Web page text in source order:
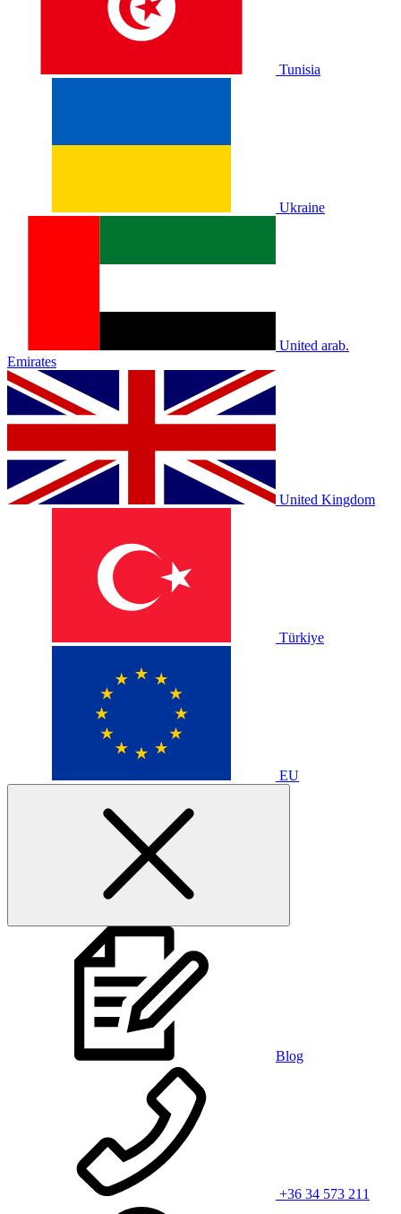
Tunisia
Ukraine
United arab.
Emirates
United Kingdom
Türkiye
EU
Blog
+36 34 573 211